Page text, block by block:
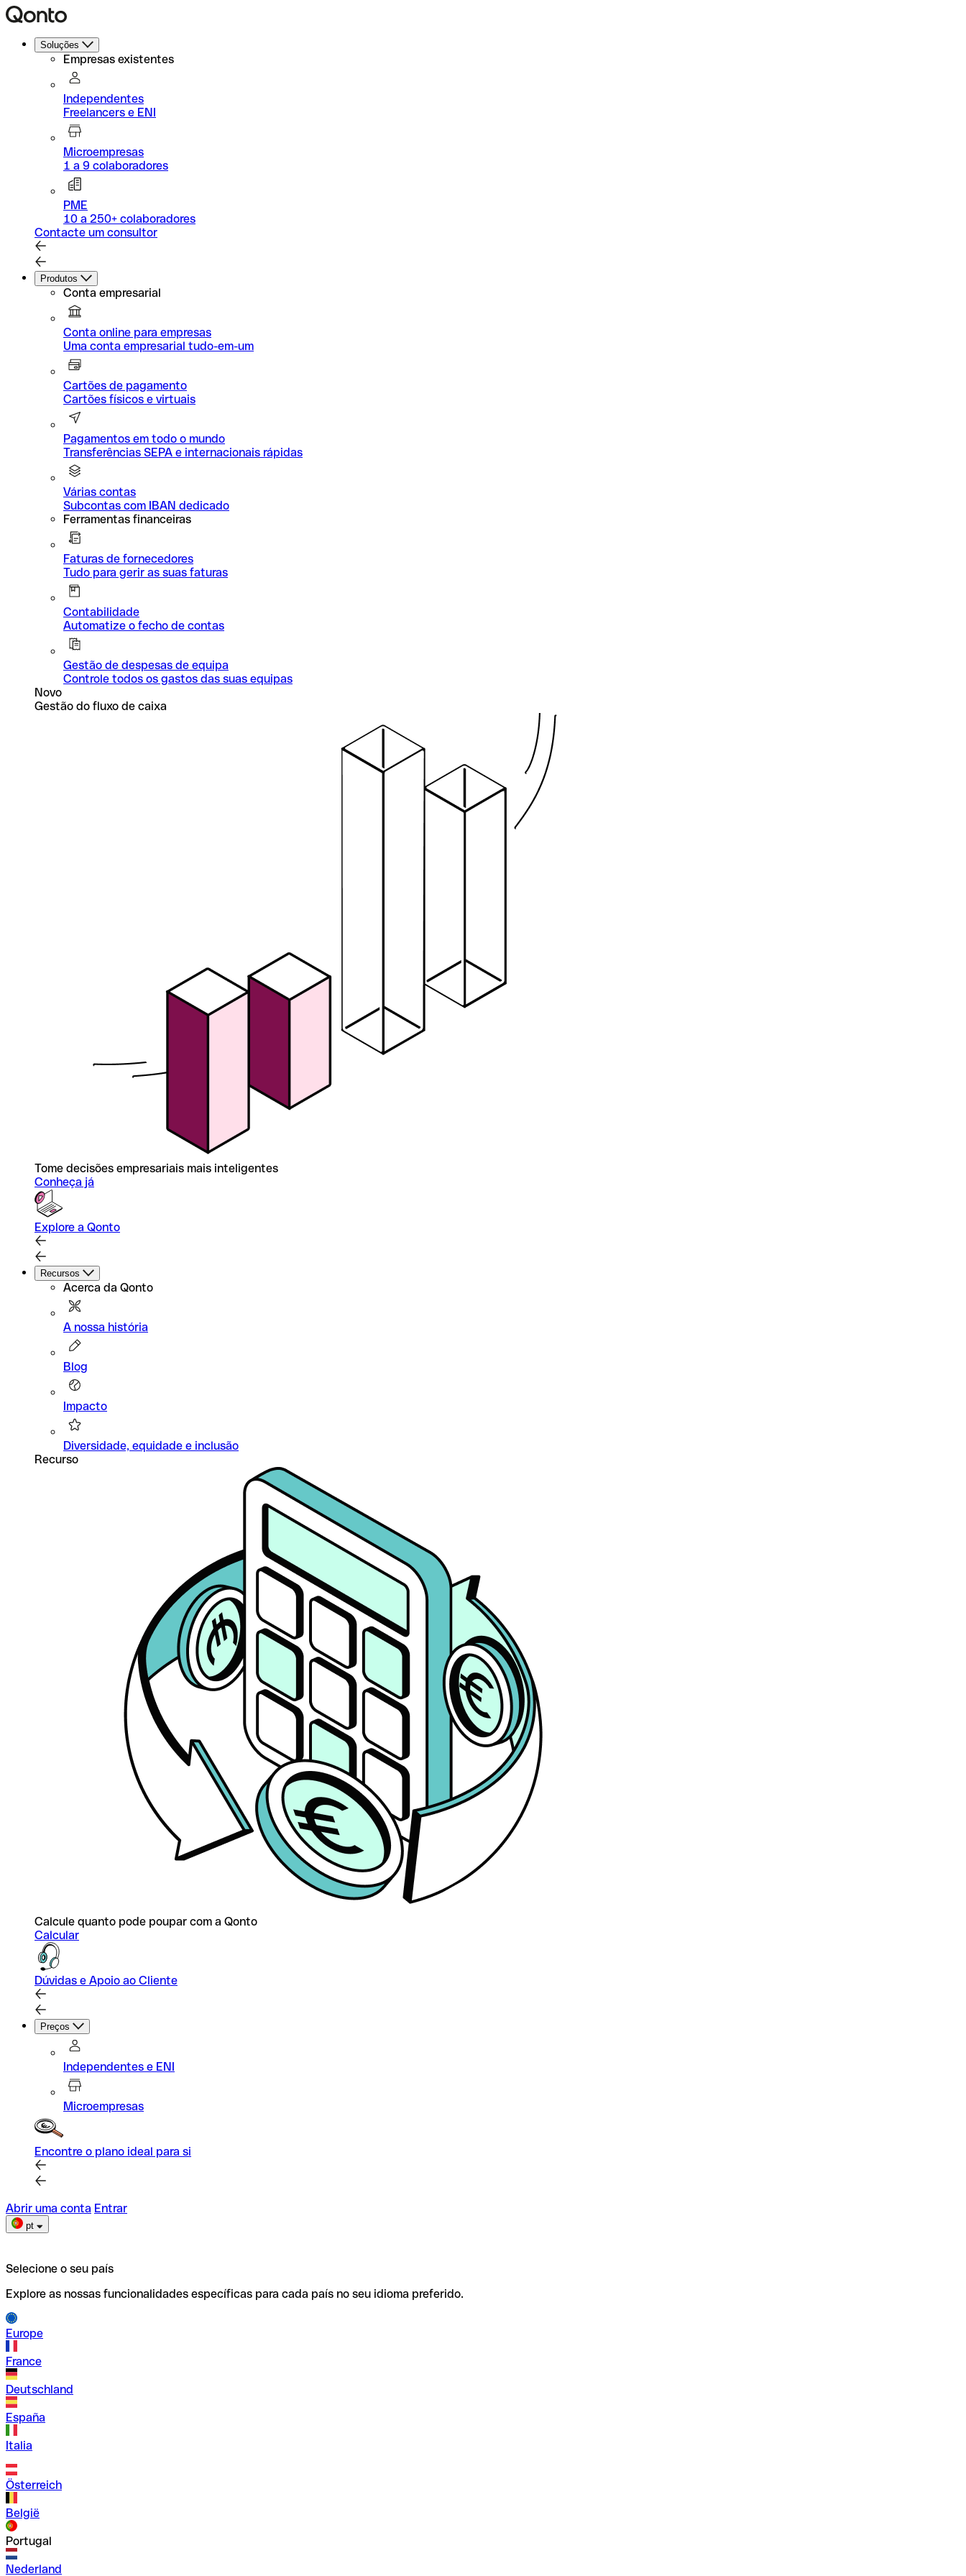
Soluções
Empresas existentes
Independentes
Freelancers e ENI
Microempresas
1 a 9 colaboradores
PME
10 a 250+ colaboradores
Contacte um consultor
Produtos
Conta empresarial
Conta online para empresas
Uma conta empresarial tudo-em-um
Cartões de pagamento
Cartões físicos e virtuais
Pagamentos em todo o mundo
Transferências SEPA e internacionais rápidas
Várias contas
Subcontas com IBAN dedicado
Ferramentas financeiras
Faturas de fornecedores
Tudo para gerir as suas faturas
Contabilidade
Automatize o fecho de contas
Gestão de despesas de equipa
Controle todos os gastos das suas equipas
Novo
Gestão do fluxo de caixa
Tome decisões empresariais mais inteligentes
Conheça já
Explore a Qonto
Recursos
Acerca da Qonto
A nossa história
Blog
Impacto
Diversidade, equidade e inclusão
Recurso
Calcule quanto pode poupar com a Qonto
Calcular
Dúvidas e Apoio ao Cliente
Preços
Independentes e ENI
Microempresas
Encontre o plano ideal para si
Abrir uma conta Entrar
pt
Selecione o seu país
Explore as nossas funcionalidades específicas para cada país no seu idioma preferido.
Europe
France
Deutschland
España
Italia
Österreich
België
Portugal
Nederland